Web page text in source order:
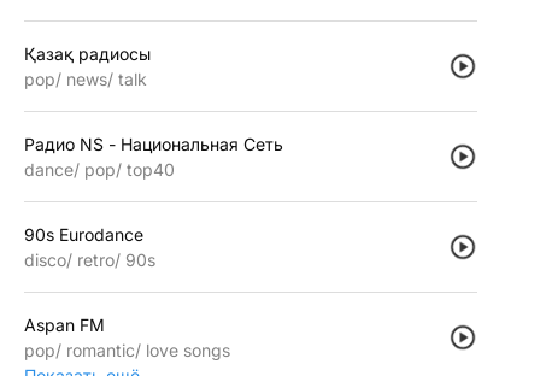
Қазақ радиосы
pop
news talk
Радио NS - Национальная Сеть
dance pop top40
90s Eurodance
disco retro 90s
Aspan FM
pop
romantic
love songs